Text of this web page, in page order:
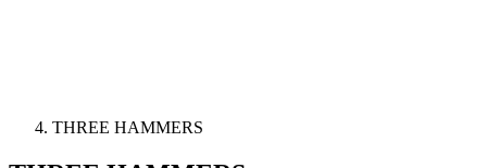
THREE HAMMERS